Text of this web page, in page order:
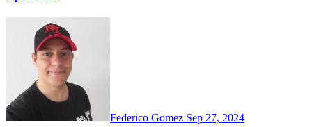
Federico Gomez Sep 27, 2024